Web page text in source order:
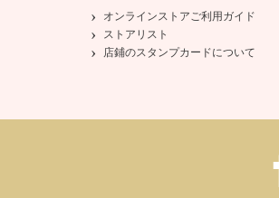
オンラインストアご利用ガイド
ストアリスト
店鋪のスタンプカードについて